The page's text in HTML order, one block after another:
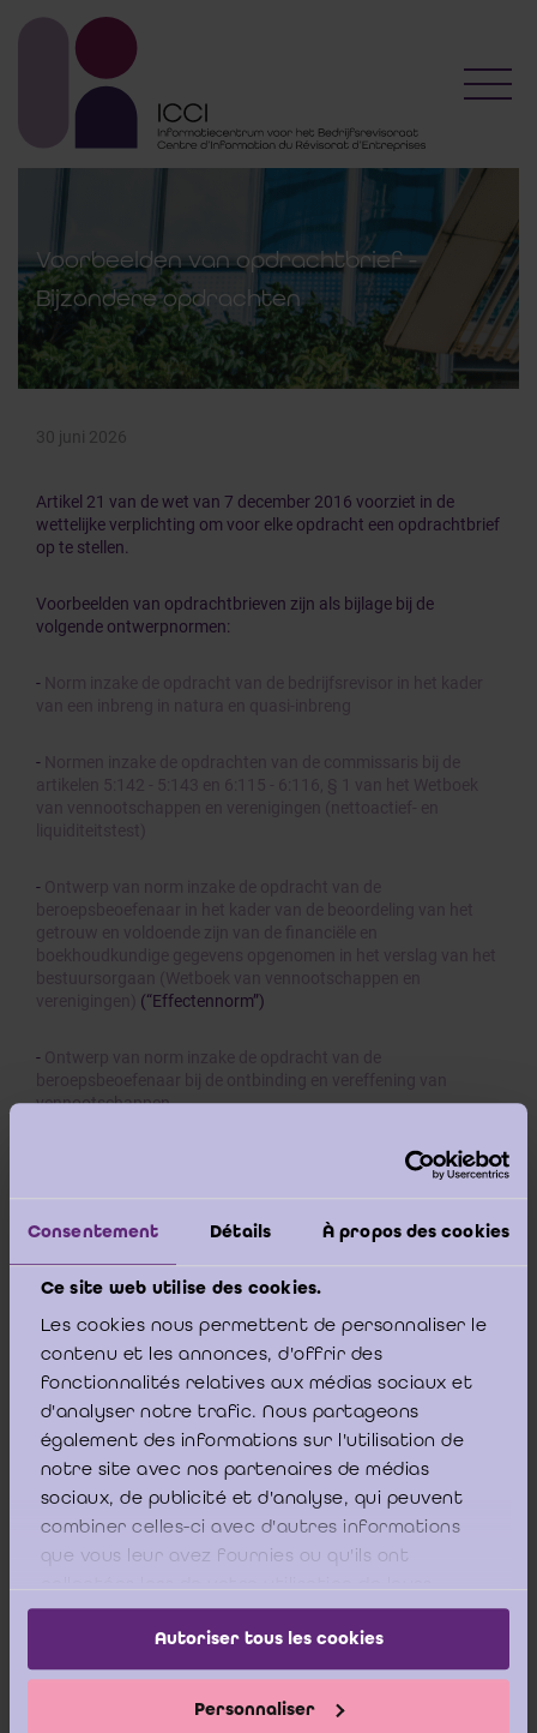
Consentement Détails À propos des cookies
Ce site web utilise des cookies.
Les cookies nous permettent de personnaliser le
contenu et les annonces, d'offrir des
fonctionnalités relatives aux médias sociaux et
d'analyser notre trafic. Nous partageons
également des informations sur l'utilisation de
notre site avec nos partenaires de médias
sociaux, de publicité et d'analyse, qui peuvent
combiner celles-ci avec d'autres informations
que vous leur avez fournies ou qu'ils ont
services.
Autoriser tous les cookies
Personnaliser
Voorbeelden van opdrachtbrief -
Bijzondere opdrachten
30 juni 2026
Artikel 21 van de wet van 7 december 2016 voorziet in de
wettelijke verplichting om voor elke opdracht een opdrachtbrief
op te stellen.
Voorbeelden van opdrachtbrieven zijn als bijlage bij de
volgende ontwerpnormen:
- Norm inzake de opdracht van de bedrijfsrevisor in het kader
van een inbreng in natura en quasi-inbreng
- Normen inzake de opdrachten van de commissaris bij de
artikelen 5:142 - 5:143 en 6:115 - 6:116, § 1 van het Wetboek
van vennootschappen en verenigingen (nettoactief- en
liquiditeitstest)
- Ontwerp van norm inzake de opdracht van de
beroepsbeoefenaar in het kader van de beoordeling van het
getrouw en voldoende zijn van de financiële en
boekhoudkundige gegevens opgenomen in het verslag van het
bestuursorgaan (Wetboek van vennootschappen en
verenigingen) (“Effectennorm”)
- Ontwerp van norm inzake de opdracht van de
beroepsbeoefenaar bij de ontbinding en vereffening van
vennootschappen
-Ontwerp van norm inzake de opdracht van de
beroepsbeoefenaar met betrekking bij fusie-
en splistingsverrichtingen van vennotschappen
De voorgestelde voorbeelden zijn niet bindend, maar zijn
uitsluitend bedoeld als kader voor de toepassing van de
overwegingen die in de verschillende ontwerpnormen, normen
of technische nota's zijn ontwikkeld.
Hetzelfde geldt voor het gebruik van algemene voorwaarden,
die facultatief blijven. De verwijzingen in de voorbeelden van
opdrachtbrieven naar de algemene voorwaarden en naar het
privacybeleid hebben uitsluitend tot doel deze documenten
bewijswaarde te verlenen, teneinde de professional
onder de contractuele vrijheid en de interne beleidslijnen eigen
aan elk kantoor.